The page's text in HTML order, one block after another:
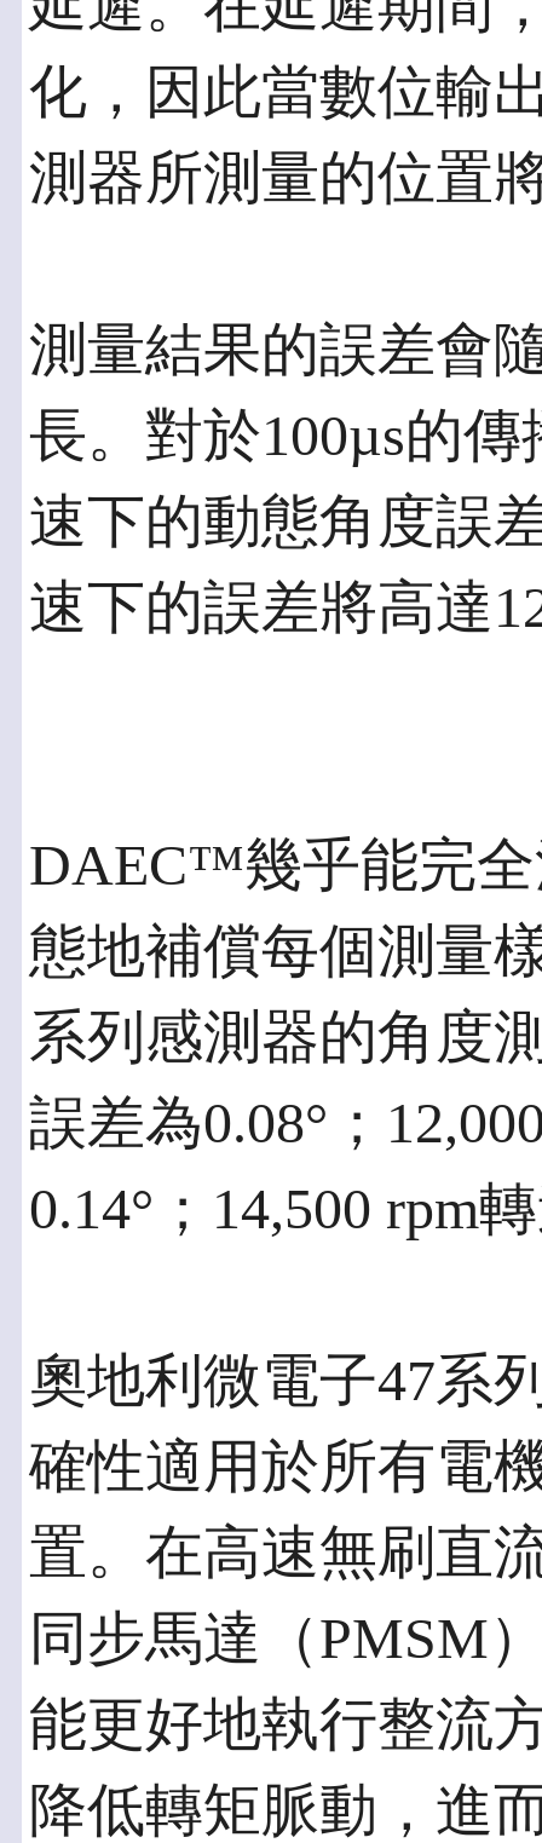
化，因此當數位輸
測器所測量的位置
測量結果的誤差會
長。對於100µs的
速下的動態角度誤
速下的誤差將高達
DAEC™幾乎能完
態地補償每個測量
系列感測器的角度
誤差為0.08°；
0.14°；14,500 rpm
奧地利微電子47系
確性適用於所有電
置。在高速無刷直
同步馬達（PMSM
能更好地執行整流
降低轉矩脈動，進